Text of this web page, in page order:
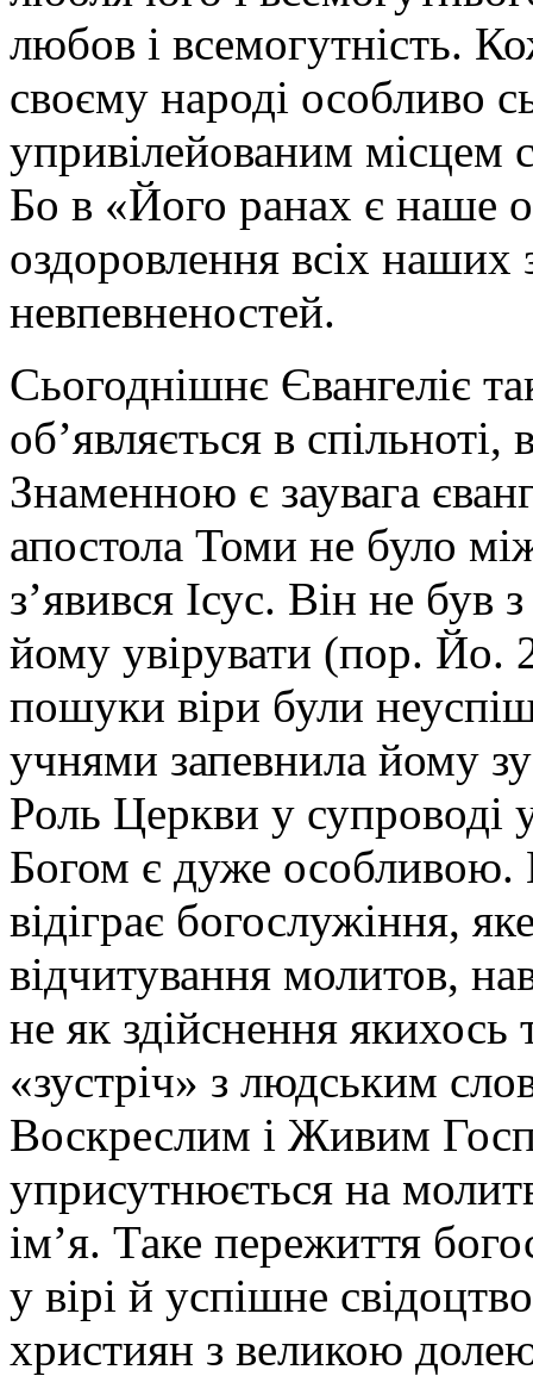
любов і всемогутність.
своєму народі особливо
упривілейованим місцем
Бо в «Його ранах є наше
оздоровлення всіх наших
невпевненостей.
Сьогоднішнє Євангеліє
об’являється в
Знаменною є заувага
апостола Томи не було
з’явився Ісус. Він не
йому увірувати (пор. Йо.
пошуки віри були
учнями запевнила йому
Роль Церкви у супроводі у
Богом є дуже
відіграє богослужіння,
відчитування молитов,
не як здійснення
«зустріч» з людським
Воскреслим і Живим
уприсутнюється на
ім’я. Таке пережиття
у вірі й успішне
християн з великою